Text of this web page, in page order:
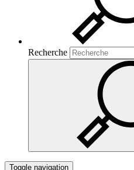
Recherche
Toggle navigation